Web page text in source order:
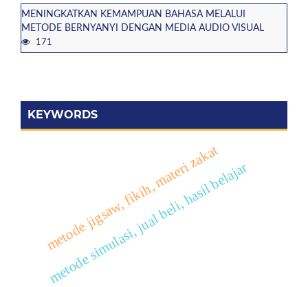
MENINGKATKAN KEMAMPUAN BAHASA MELALUI
METODE BERNYANYI DENGAN MEDIA AUDIO VISUAL
171
KEYWORDS
metode jigsaw, fikih, materi zakat
metode simulasi, jual beli, hasil belajar